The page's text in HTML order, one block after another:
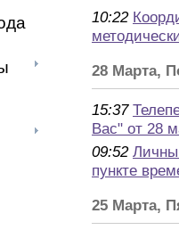
10:22
28 Марта,
15:37
Вас" от 28
09:52
пункте
25 Марта,